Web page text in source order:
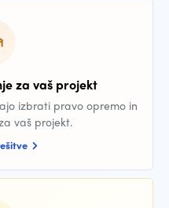
za vaš projekt
izbrati pravo opremo in
vaš projekt.